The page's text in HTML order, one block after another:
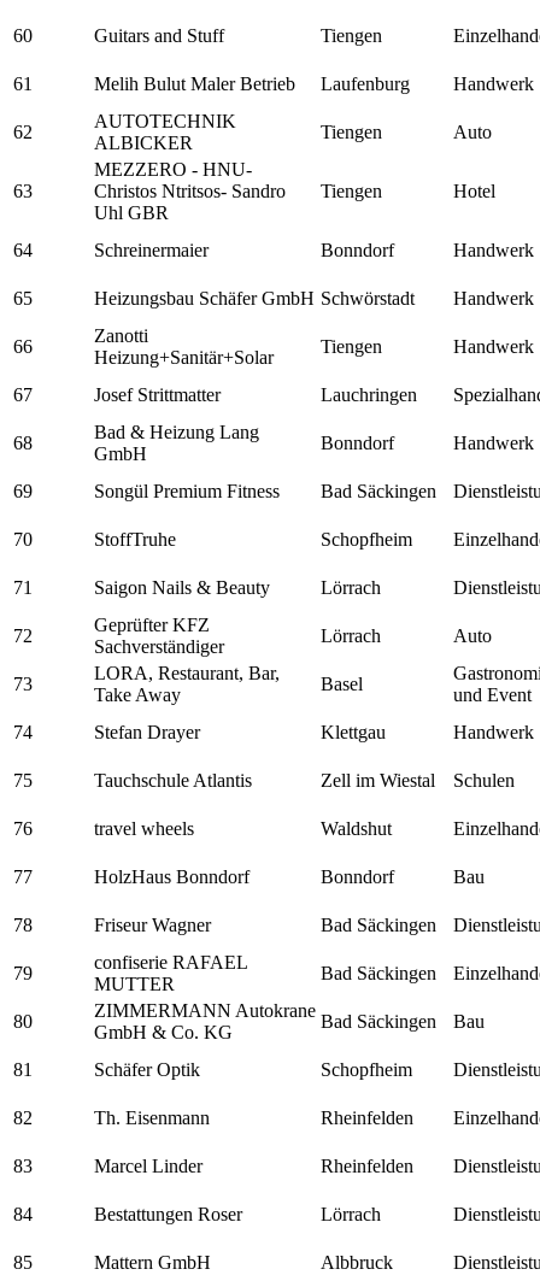
60 Guitars and Stuff Tiengen
61 Melih Bulut Maler Betrieb Laufenburg Handwerk
62
AUTOTECHNIK
ALBICKER
Tiengen Auto
63
MEZZERO - HNU-
Christos Ntritsos- Sandro
Uhl GBR
Tiengen Hotel
64 Schreinermaier Bonndorf Handwerk
65 Heizungsbau Schäfer GmbH Schwörstadt Handwerk
66
Zanotti
Heizung+Sanitär+Solar
Tiengen Handwerk
67 Josef Strittmatter Lauchringen
68
Bad & Heizung Lang
GmbH
Bonndorf Handwerk
69 Songül Premium Fitness Bad Säckingen
70 StoffTruhe Schopfheim
71 Saigon Nails & Beauty Lörrach
72
Geprüfter KFZ
Sachverständiger
Lörrach Auto
73
LORA, Restaurant, Bar,
Take Away
Basel
und Event
74
Stefan Drayer Klettgau Handwerk
75 Tauchschule Atlantis Zell im Wiestal Schulen
76 travel wheels Waldshut
77 HolzHaus Bonndorf Bonndorf Bau
78 Friseur Wagner Bad Säckingen
79
confiserie RAFAEL
MUTTER
Bad Säckingen
80
ZIMMERMANN Autokrane
GmbH & Co. KG
Bad Säckingen Bau
81 Schäfer Optik Schopfheim
82 Th. Eisenmann Rheinfelden
83 Marcel Linder Rheinfelden
84 Bestattungen Roser Lörrach
85 Mattern GmbH Albbruck